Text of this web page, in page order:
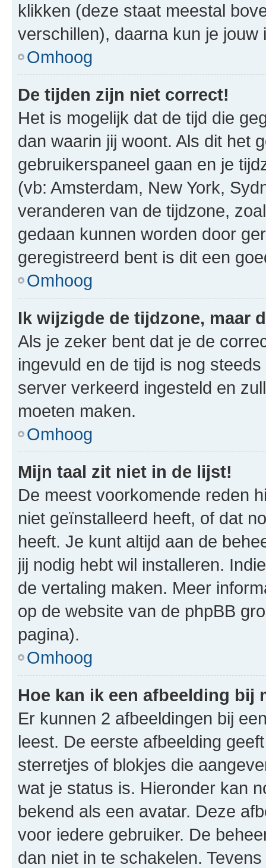
klikken (deze staat meestal
verschillen), daarna kun je jouw
Omhoog
De tijden zijn niet correct!
Het is mogelijk dat de tijd die
dan waarin jij woont. Als dit het
gebruikerspaneel gaan en je
(vb: Amsterdam, New York,
veranderen van de tijdzone,
gedaan kunnen worden door
geregistreerd bent is dit een
Omhoog
Ik wijzigde de tijdzone, maar
Als je zeker bent dat je de
ingevuld en de tijd is nog
server verkeerd ingesteld en
moeten maken.
Omhoog
Mijn taal zit niet in de lijst!
De meest voorkomende reden
niet geïnstalleerd heeft, of dat
heeft. Je kunt altijd aan de
jij nodig hebt wil installeren.
de vertaling maken. Meer
op de website van de phpBB
pagina).
Omhoog
Hoe kan ik een afbeelding bij
Er kunnen 2 afbeeldingen bij
leest. De eerste afbeelding
sterretjes of blokjes die
wat je status is. Hieronder kan
bekend als een avatar. Deze
voor iedere gebruiker. De
dan niet in te schakelen.